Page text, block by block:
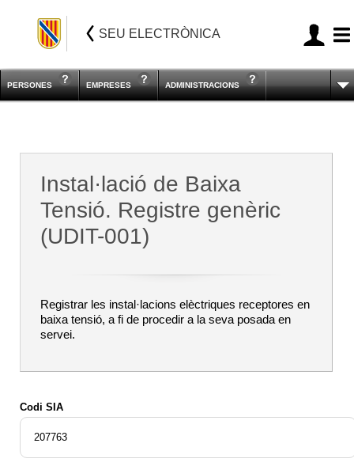
SEU ELECTRÒNICA
PERSONES EMPRESES ADMINISTRACIONS
Instal·lació de Baixa
Tensió. Registre genèric
(UDIT-001)
Registrar les instal·lacions elèctriques receptores en
baixa tensió, a fi de procedir a la seva posada en
servei.
Codi SIA
207763